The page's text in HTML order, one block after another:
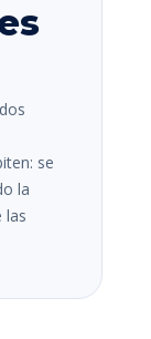
se
la
las